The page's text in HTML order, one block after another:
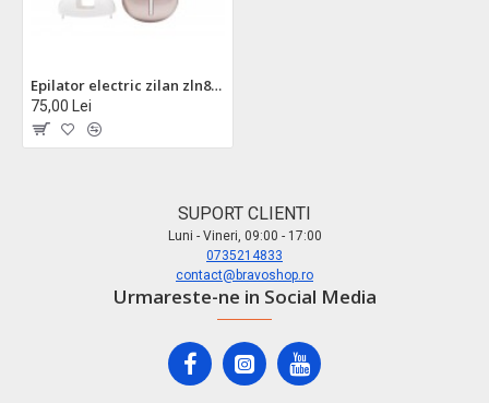
Epilator electric zilan zln8788 3 in 1 - 2 capete interschimbabile, 2 viteze, reincarcabil usb
75,00 Lei
SUPORT CLIENTI
Luni - Vineri, 09:00 - 17:00
0735214833
contact@bravoshop.ro
Urmareste-ne in Social Media